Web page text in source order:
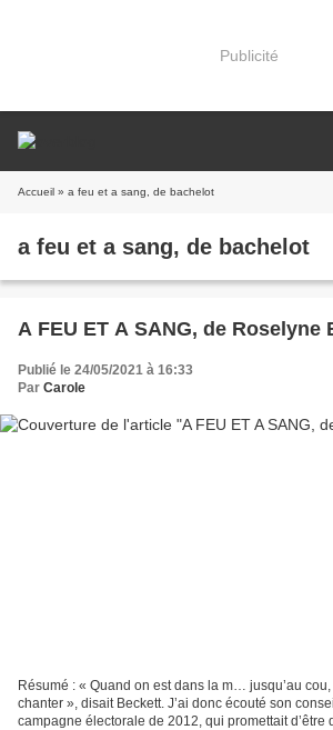
Publicité
Accueil » a feu et a sang, de bachelot
a feu et a sang, de bachelot
A FEU ET A SANG, de
Publié le 24/05/2021 à 16:33
Par Carole
Résumé : « Quand on est dans la m… jusqu’au cou,
chanter », disait Beckett. J’ai donc écouté son
campagne électorale de 2012, qui promettait d’être